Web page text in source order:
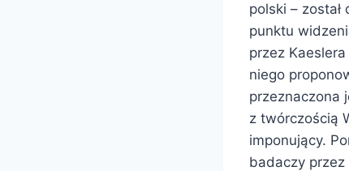
polski –
punktu
przez
niego
przeznaczona
z twórczością
imponujący.
badaczy